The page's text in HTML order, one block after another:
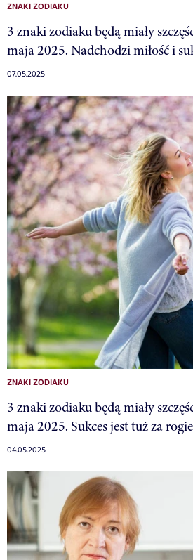
ZNAKI ZODIAKU
3 znaki zodiaku będą miały
maja 2025. Nadchodzi miłość i
07.05.2025
ZNAKI ZODIAKU
3 znaki zodiaku będą miały
maja 2025. Sukces jest tuż za
04.05.2025